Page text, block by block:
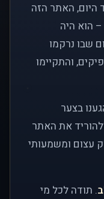
היום, האתר הזה
הוא היה
שבו נרקמו
והתקיימו
בצער
את האתר
עצום ומשמעותי
. תודה לכל מי